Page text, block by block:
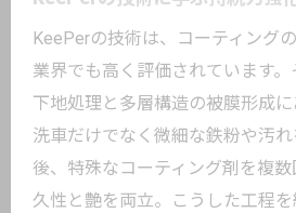
KeePerの技術は、コーティング
業界でも高く評価されています
下地処理と多層構造の被膜形成に
洗車だけでなく微細な鉄粉や汚
後、特殊なコーティング剤を複
久性と艶を両立。こうした工程